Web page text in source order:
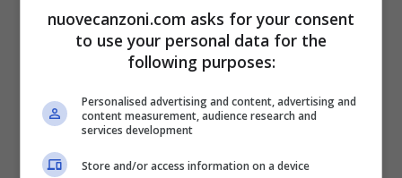
E ‘al buio e grigio
Uuuh, è al buio e grigio
nuovecanzoni.com asks for your consent
to use your personal data for the
following purposes:
Personalised advertising and content, advertising and
content measurement, audience research and
services development
Store and/or access information on a device